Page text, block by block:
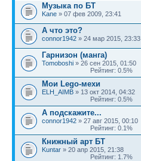
Музыка по БТ
Kane » 07 фев 2009, 23:41
А что это?
connor1942 » 24 мар 2015, 23:33
Гарнизон (манга)
Tomoboshi » 26 сен 2015, 01:50
Рейтинг: 0.5%
Мои Lego-мехи
ELH_AIMB » 13 окт 2014, 04:32
Рейтинг: 0.5%
А подскажите...
connor1942 » 27 авг 2015, 00:10
Рейтинг: 0.1%
Книжный арт БТ
Kuntar » 20 апр 2015, 21:38
Рейтинг: 1.7%